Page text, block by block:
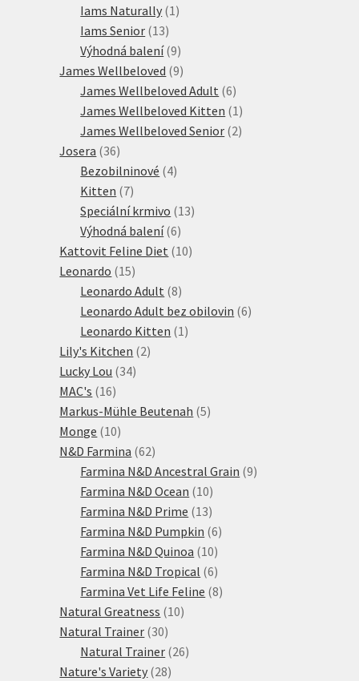
Iams Naturally 1 1
Iams Senior 1313
produktů
Výhodná balení 99
produktů
James Wellbeloved 99
produktů
James Wellbeloved Adult 66
produktů
James Wellbeloved Kitten 1 1
produkt
James Wellbeloved Senior 22
Josera 3636
produktů
Bezobilninové 44
Kitten 77
produktů
Speciální krmivo 1313
Výhodná balení 66
produktů
Kattovit Feline Diet 1010
Leonardo 1515
produktů
Leonardo Adult 88
produktů
Leonardo Adult bez obilovin 66
Leonardo Kitten 1 1
Lily's Kitchen 22
Lucky Lou 3434
MAC's 1616
produktů
Markus-Mühle Beutenah 55
Monge 1010
produktů
N&D Farmina 6262
produktů
Farmina N&D Ancestral Grain 99
Farmina N&D Ocean 1010
produktů
Farmina N&D Prime 1313
produktů
Farmina N&D Pumpkin 66
Farmina N&D Quinoa 1010
produktů
Farmina N&D Tropical 66
produktů
Farmina Vet Life Feline 88
Natural Greatness 1010
Natural Trainer 3030
produktů
Natural Trainer 2626
Nature's Variety 2828